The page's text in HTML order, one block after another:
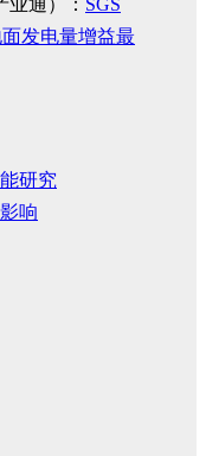
通）： SGS
发电量增益最
研究
响